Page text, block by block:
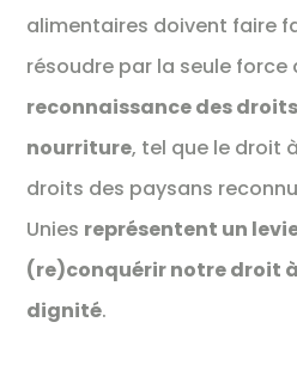
alimentaires doivent faire
résoudre par la seule force
reconnaissance des
nourriture, tel que le droit
droits des paysans
Unies représentent un
(re)conquérir notre droit
dignité.